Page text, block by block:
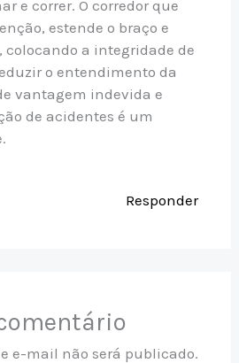
e correr. O corredor que
estende o braço e
colocando a integridade de
o entendimento da
vantagem indevida e
de acidentes é um
Responder
e-mail não será publicado.